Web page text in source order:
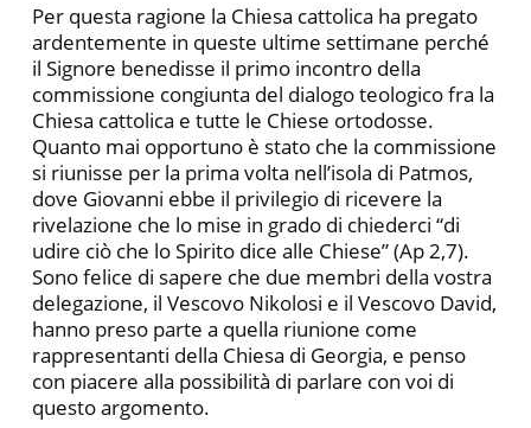
Per questa ragione la Chiesa cattolica ha pregato
ardentemente in queste ultime settimane perché
il Signore benedisse il primo incontro della
commissione congiunta del dialogo teologico fra la
Chiesa cattolica e tutte le Chiese ortodosse.
Quanto mai opportuno è stato che la commissione
si riunisse per la prima volta nell’isola di Patmos,
dove Giovanni ebbe il privilegio di ricevere la
rivelazione che lo mise in grado di chiederci “di
udire ciò che lo Spirito dice alle Chiese” (Ap 2,7).
Sono felice di sapere che due membri della vostra
delegazione, il Vescovo Nikolosi e il Vescovo David,
hanno preso parte a quella riunione come
rappresentanti della Chiesa di Georgia, e penso
con piacere alla possibilità di parlare con voi di
questo argomento.